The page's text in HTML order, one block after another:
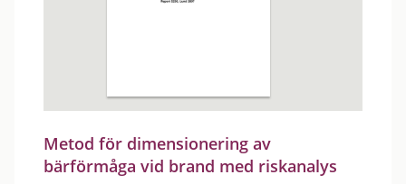
Metod för dimensionering av
bärförmåga vid brand med riskanalys